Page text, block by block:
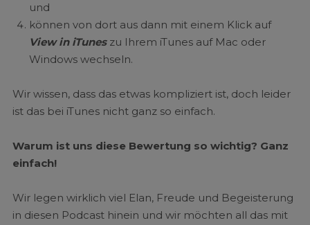
und
können von dort aus dann mit einem Klick auf
View in iTuneszu Ihrem iTunes auf Mac oder
Windows wechseln.
Wir wissen, dass das etwas kompliziert ist, doch leider
ist das bei iTunes nicht ganz so einfach.
Warum ist uns diese Bewertung so wichtig? Ganz
einfach!
Wir legen wirklich viel Elan, Freude und Begeisterung
in diesen Podcast hinein und wir möchten all das mit